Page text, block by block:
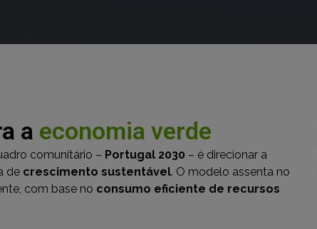
a economia verde
comunitário – Portugal 2030 – é direcionar a
de crescimento sustentável. O modelo assenta no
com base no consumo eficiente de recursos